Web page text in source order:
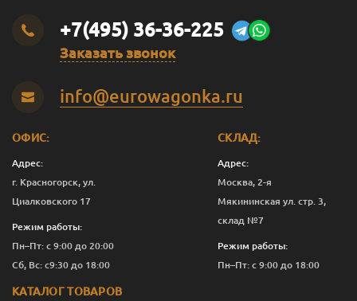
+7(495) 36-36-225
Заказать звонок
info@eurowagonka.ru
ОФИС:
Адрес:
г. Красногорск, ул.
Циалковского 17
Режим работы:
Пн–Пт: с 9:00 до 20:00
Сб, Вс: с9:30 до 18:00
СКЛАД:
Адрес:
Москва, 2-я
Мякининская ул. стр. 3,
склад №7
Режим работы:
Пн–Пт: с 9:00 до 18:00
КАТАЛОГ ТОВАРОВ